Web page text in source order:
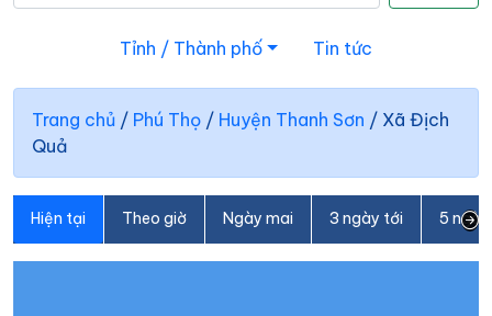
Tỉnh / Thành phố Tin tức
Trang chủ / Phú Thọ / Huyện Thanh Sơn / Xã Địch
Quả
Hiện tại Theo giờ Ngày mai 3 ngày tới 5